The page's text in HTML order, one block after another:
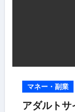
マネー・副業
アダルト